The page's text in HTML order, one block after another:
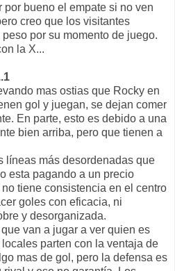
bueno el empate si no ven
creo que los visitantes
por su momento de juego.
la X...
mas ostias que Rocky en
gol y juegan, se dejan comer
En parte, esto es debido a una
bien arriba, pero que tienen a
líneas más desordenadas que
esta pagando a un precio
tiene consistencia en el centro
goles con eficacia, ni
y desorganizada.
van a jugar a ver quien es
parten con la ventaja de
mas de gol, pero la defensa es